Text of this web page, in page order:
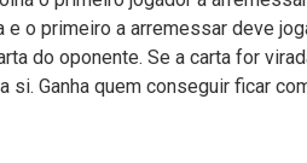
e o primeiro a arremessar deve
do oponente. Se a carta for
si. Ganha quem conseguir ficar